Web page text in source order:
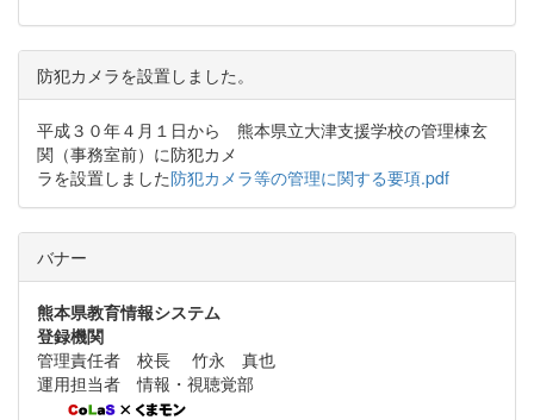
防犯カメラを設置しました。
平成３０年４月１日から 熊本県立大津支援学校の管理棟玄
関（事務室前）に防犯カメ
ラを設置しました防犯カメラ等の管理に関する要項.pdf
バナー
熊本県教育情報システム
登録機関
管理責任者 校長 竹永 真也
運用担当者 情報・視聴覚部